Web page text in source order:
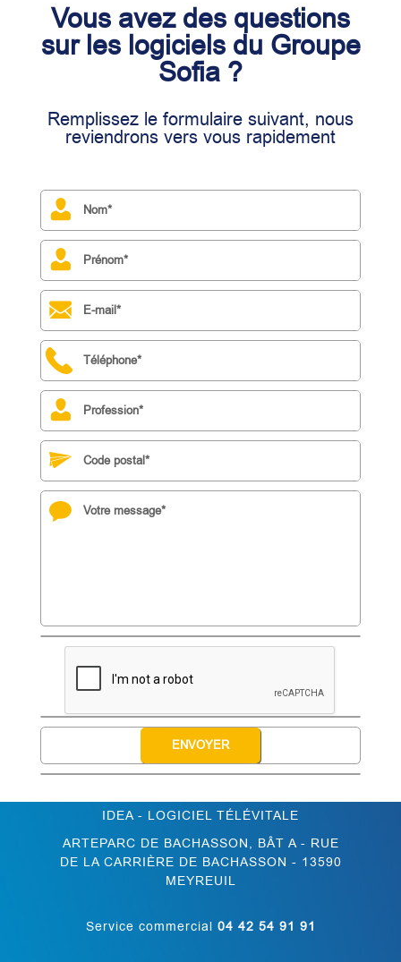
Vous avez des questions
sur les logiciels du Groupe
Sofia ?
Remplissez le formulaire suivant, nous
reviendrons vers vous rapidement
IDEA - LOGICIEL TÉLÉVITALE
ARTEPARC DE BACHASSON, BÂT A - RUE
DE LA CARRIÈRE DE BACHASSON - 13590
MEYREUIL
Service commercial 04 42 54 91 91